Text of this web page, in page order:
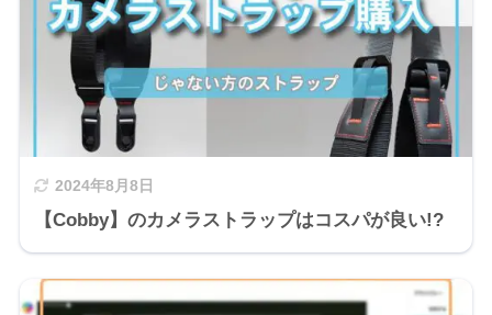
2024年8月8日
【Cobby】のカメラストラップはコスパが良い!?